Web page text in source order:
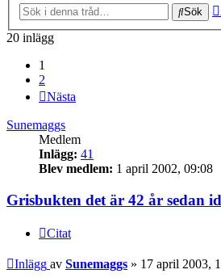
Sök
20 inlägg
1
2
Nästa
Sunemaggs
Medlem
Inlägg: 41
Blev medlem: 1 april 2002, 09:08
Grisbukten det är 42 år sedan
Citat
Inlägg av Sunemaggs » 17 april 2003,